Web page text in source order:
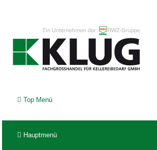
Top Menü
Hauptmenü